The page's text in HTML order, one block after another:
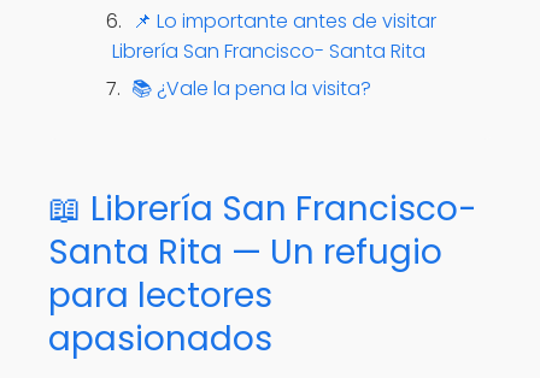
📌 Lo importante antes de visitar
Librería San Francisco- Santa Rita
📚 ¿Vale la pena la visita?
📖 Librería San Francisco-
Santa Rita — Un refugio
para lectores
apasionados